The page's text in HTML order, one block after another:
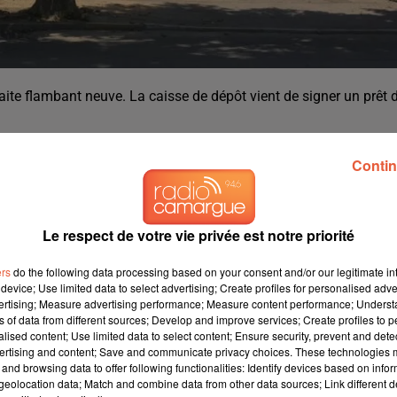
flambant neuve. La caisse de dépôt vient de signer un prêt
l’Agence Régionale de Santé et le Conseil Départemental se
» à Port-Saint-Louis-duRhône à hauteur de 9,4 M€.
Saint-Louis-du-Rhône ont signé, un contrat de prêt sur 30
de l’établissement d’hébergement des
permise grâce aux financements de l’Agence
Départemental des Bouches-du-Rhône qui apporte 2,44
Rhône commencent une nouvelle vie avec la naissance de la
d’une aile supplémentaire, le site accueillait 46
besoins et aux conditions d’accueil et de vie qu’un résident
a été estimée nécessaire. Le projet a ainsi été conçu
Le respect de votre vie privée est notre priorité
do the following data processing based on your consent and/or our legitimate
Use limited data to select advertising; Create profiles for personalised
Measure advertising performance; Measure content performance;
of data from different sources; Develop and improve services; Create profiles to
content; Use limited data to select content; Ensure security, prevent and
and content; Save and communicate privacy choices. These technologies
browsing data to offer following functionalities: Identify devices based on
data; Match and combine data from other data sources; Link different